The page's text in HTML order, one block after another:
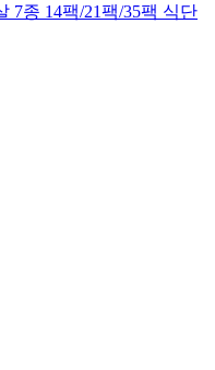
7종 14팩/21팩/35팩 식단